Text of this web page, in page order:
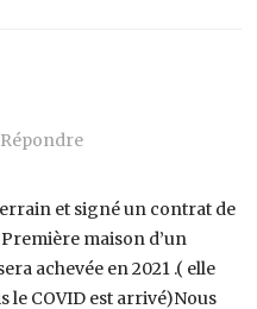
Répondre
et signé un contrat de
maison d’un
achevée en 2021 .( elle
le COVID est arrivé)Nous